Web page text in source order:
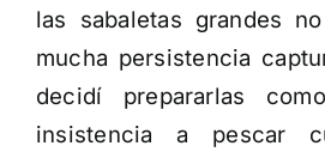
las sabaletas grandes
mucha persistencia
decidí prepararlas
insistencia a pescar